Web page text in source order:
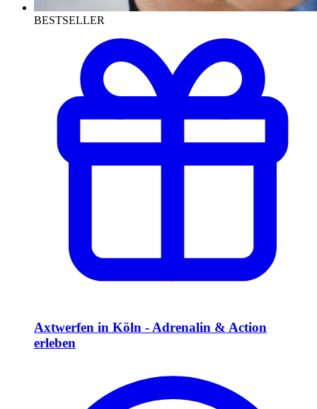
BESTSELLER
Axtwerfen in Köln - Adrenalin & Action
erleben